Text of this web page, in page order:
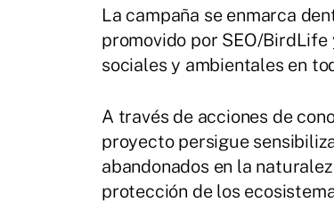
La campaña se enmarca
promovido por SEO/
sociales y ambientales en
A través de acciones de
proyecto persigue
abandonados en la
protección de los